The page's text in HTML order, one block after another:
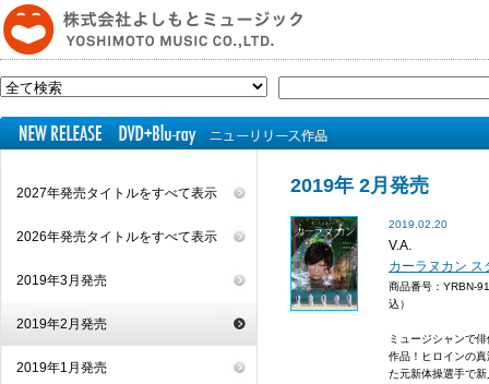
2027年発売タイトルをすべて表示
2026年発売タイトルをすべて表示
2019年3月発売
2019年2月発売
2019年1月発売
2019年 2月発売
2019.02.20
V.A.
カーラヌカン ス
商品番号：YRBN-
込）
ミュージシャンで
作品！ヒロインの
た元新体操選手で